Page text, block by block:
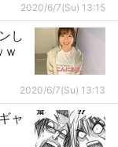
2020/6/7(Su) 13:15
し
2020/6/7(Su) 13:13
ャ